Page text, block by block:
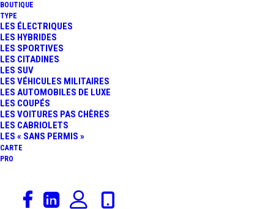
BOUTIQUE
TYPE
LES ÉLECTRIQUES
LES HYBRIDES
LES SPORTIVES
LES CITADINES
LES SUV
LES VÉHICULES MILITAIRES
LES AUTOMOBILES DE LUXE
LES COUPÉS
LES VOITURES PAS CHÈRES
LES CABRIOLETS
LES « SANS PERMIS »
CARTE
PRO
24 HEURES DU MANS :
LARBRE COMPÉTITION
PRÉSENTE SA
CORVETTE C7.R ART
CAR FLUORESCENTE !